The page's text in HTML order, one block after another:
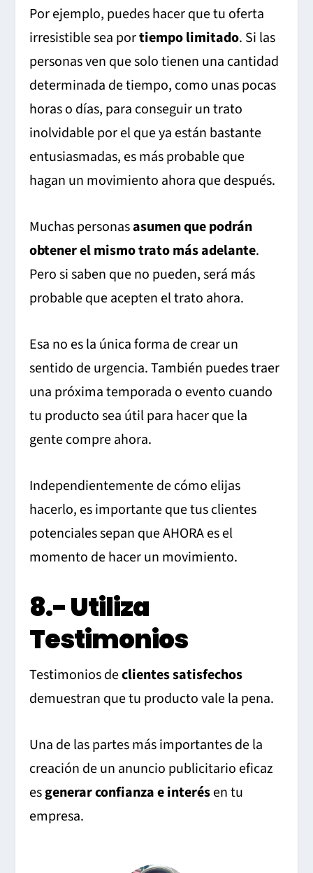
Por ejemplo, puedes hacer que tu oferta
irresistible sea portiempo limitado. Si las
personas ven que solo tienen una cantidad
determinada de tiempo, como unas pocas
horas o días, para conseguir un trato
inolvidable por el que ya están bastante
entusiasmadas, es más probable que
hagan un movimiento ahora que después.
Muchas personasasumen que podrán
obtener el mismo trato más adelante.
Pero si saben que no pueden, será más
probable que acepten el trato ahora.
Esa no es la única forma de crear un
sentido de urgencia. También puedes traer
una próxima temporada o evento cuando
tu producto sea útil para hacer que la
gente compre ahora.
Independientemente de cómo elijas
hacerlo, es importante que tus clientes
potenciales sepan que AHORA es el
momento de hacer un movimiento.
8.- Utiliza
Testimonios
Testimonios declientes satisfechos
demuestran que tu producto vale la pena.
Una de las partes más importantes de la
creación de un anuncio publicitario eficaz
esgenerar confianza e interésen tu
empresa.